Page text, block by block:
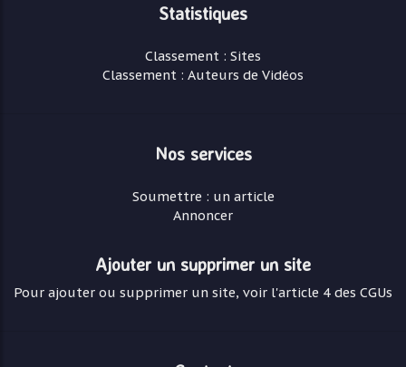
Statistiques
Classement : Sites
Classement : Auteurs de Vidéos
Nos services
Soumettre : un article
Annoncer
Ajouter un supprimer un site
Pour ajouter ou supprimer un site, voir l'article 4 des CGUs